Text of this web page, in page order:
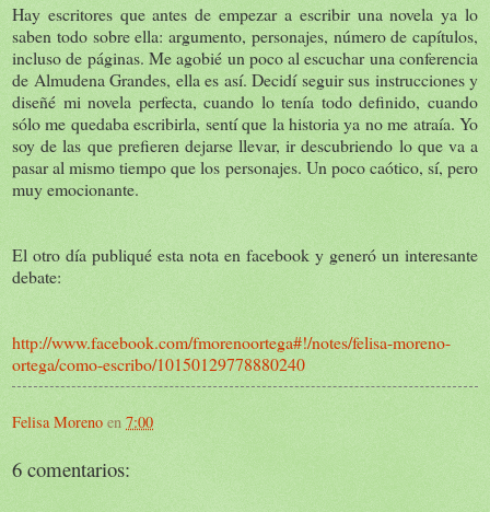
Hay escritores que antes de empezar a escribir una novela ya lo
saben todo sobre ella: argumento, personajes, número de capítulos,
incluso de páginas. Me agobié un poco al escuchar una conferencia
de Almudena Grandes, ella es así. Decidí seguir sus instrucciones y
diseñé mi novela perfecta, cuando lo tenía todo definido, cuando
sólo me quedaba escribirla, sentí que la historia ya no me atraía. Yo
soy de las que prefieren dejarse llevar, ir descubriendo lo que va a
pasar al mismo tiempo que los personajes. Un poco caótico, sí, pero
muy emocionante.
El otro día publiqué esta nota en facebook y generó un interesante
debate:
http://www.facebook.com/fmorenoortega#!/notes/felisa-moreno-
ortega/como-escribo/10150129778880240
Felisa Moreno en 7:00
6 comentarios: